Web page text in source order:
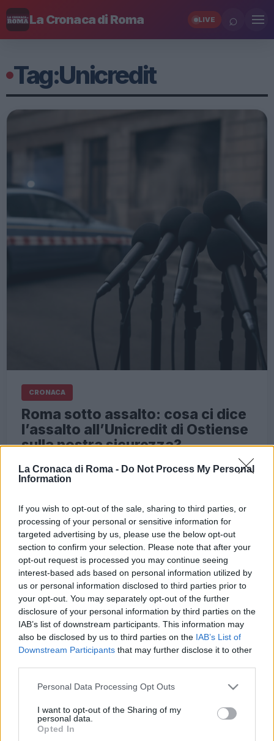
La Cronaca di Roma - Do Not Process My Personal
Information
If you wish to opt-out of the sale, sharing to third parties, or
processing of your personal or sensitive information for
targeted advertising by us, please use the below opt-out
section to confirm your selection. Please note that after your
opt-out request is processed you may continue seeing
interest-based ads based on personal information utilized by
us or personal information disclosed to third parties prior to
your opt-out. You may separately opt-out of the further
disclosure of your personal information by third parties on the
IAB’s list of downstream participants. This information may
also be disclosed by us to third parties on the IAB’s List of
Downstream Participants that may further disclose it to other
Please note that this website/app uses one or more Google
not limited to your visit or usage behaviour. You may click to
grant or deny consent to Google and its third-party tags to
use your data for below specified purposes in below Google
Personal Data Processing Opt Outs
I want to opt-out of the Sharing of my
personal data.
Opted In
La Cronaca di Roma LIVE ⌕
Tag:Unicredit
CRONACA
Roma sotto assalto: cosa ci dice
l’assalto all’Unicredit di Ostiense
sulla nostra sicurezza?
3 Giugno 2026 - 20:09Italo Lauro
Quattro ore di terrore nel cuore di Roma. La
il teatro di un assalto che ha sconvolto non solo i
dipendenti…
Leggi l’articolo →
ULTIME NOTIZIE
Berlino spara alto, Roma tira il
freno: il teatrino dei rimpatri che
paga il contribuente
Premio Strega: la febbre della
lettura contagia Roma
17 minuti fa